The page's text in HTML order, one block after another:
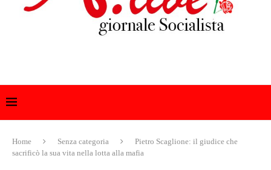
Home Senza categoria
Pietro Scaglione: il giudice che
sacrificò la sua vita nella lotta alla mafia